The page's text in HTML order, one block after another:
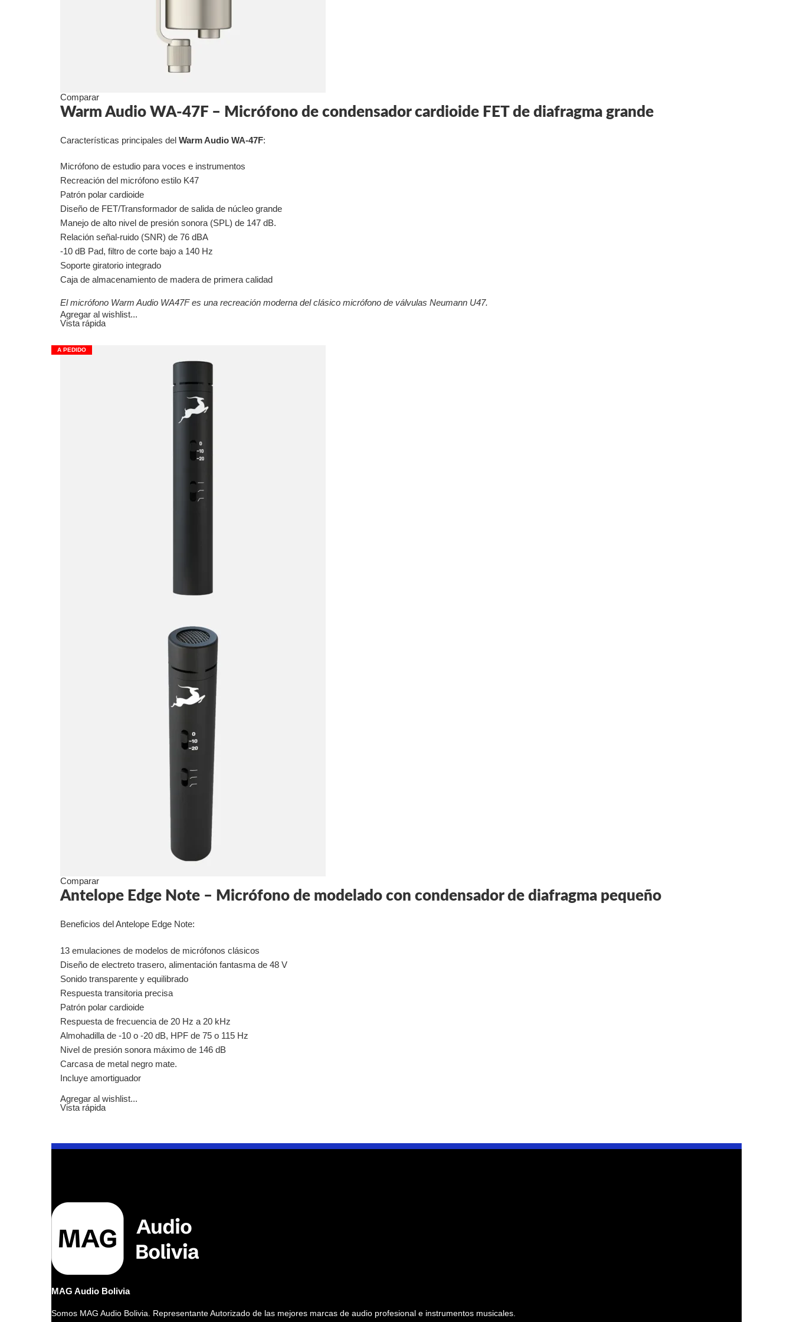
Comparar
Warm Audio WA-47F – Micrófono de condensador cardioide FET de diafragma grande
Características principales del Warm Audio WA-47F:
Micrófono de estudio para voces e instrumentos
Recreación del micrófono estilo K47
Patrón polar cardioide
Diseño de FET/Transformador de salida de núcleo grande
Manejo de alto nivel de presión sonora (SPL) de 147 dB.
Relación señal-ruido (SNR) de 76 dBA
-10 dB Pad, filtro de corte bajo a 140 Hz
Soporte giratorio integrado
Caja de almacenamiento de madera de primera calidad
El micrófono Warm Audio WA47F es una recreación moderna del clásico micrófono de válvulas Neumann U47.
Agregar al wishlist...
Vista rápida
A PEDIDO
Comparar
Antelope Edge Note – Micrófono de modelado con condensador de diafragma pequeño
Beneficios del Antelope Edge Note:
13 emulaciones de modelos de micrófonos clásicos
Diseño de electreto trasero, alimentación fantasma de 48 V
Sonido transparente y equilibrado
Respuesta transitoria precisa
Patrón polar cardioide
Respuesta de frecuencia de 20 Hz a 20 kHz
Almohadilla de -10 o -20 dB, HPF de 75 o 115 Hz
Nivel de presión sonora máximo de 146 dB
Carcasa de metal negro mate.
Incluye amortiguador
Agregar al wishlist...
Vista rápida
MAG Audio Bolivia
Somos MAG Audio Bolivia. Representante Autorizado de las mejores marcas de audio profesional e instrumentos musicales.